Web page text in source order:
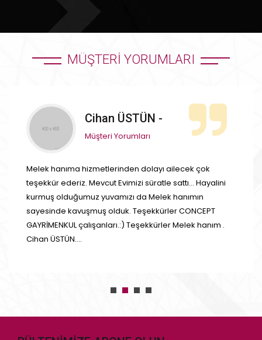
MÜŞTERI YORUMLARI
-
dolayı ailecek çok
süratle sattı... Hayalini
da Melek hanımın
Teşekkürler CONCEPT
Teşekkürler Melek hanım .
Hayalimizdeki daireyi
teşekkür eder